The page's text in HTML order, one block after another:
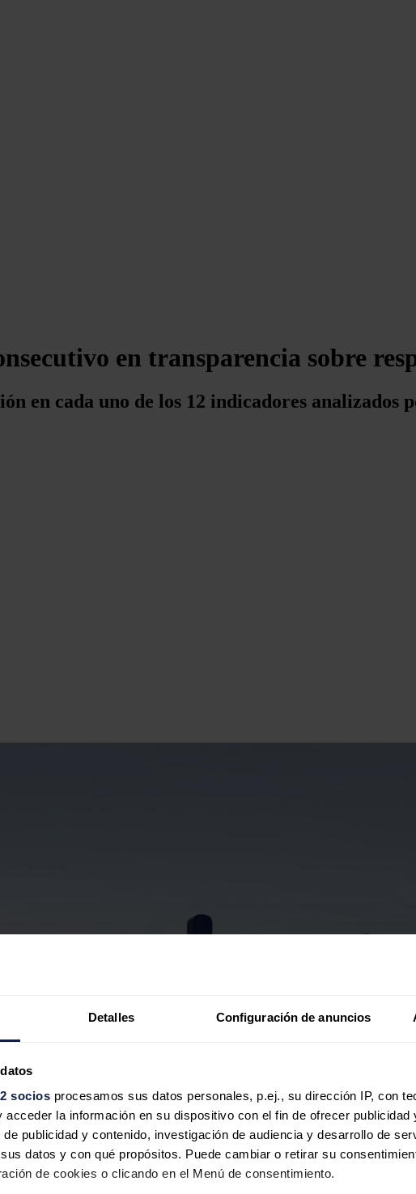
Detalles Configuración de anuncios
socios procesamos sus datos personales, p.ej., su dirección IP, con
acceder la información en su dispositivo con el fin de ofrecer publicidad
publicidad y contenido, investigación de audiencia y desarrollo de
datos y con qué propósitos. Puede cambiar o retirar su
de cookies o clicando en el Menú de consentimiento.
en transparencia sobre
en cada uno de los 12 indicadores analizados